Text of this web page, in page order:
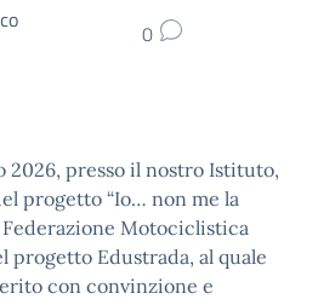
0
2026, presso il nostro Istituto,
progetto “Io… non me la
Federazione Motociclistica
progetto Edustrada, al quale
con convinzione e